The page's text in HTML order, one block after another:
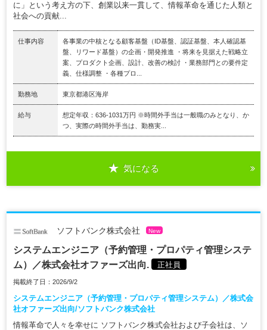
に」という考え方の下、創業以来一貫して、情報革命を通じた人類と
社会への貢献...
仕事内容
各事業の中核となる顧客基盤（ID基盤、認証基盤、本人確認基
盤、リワード基盤）の企画・開発推進 ・将来を見据えた戦略立
案、プロダクト企画、設計、改善の検討 ・業務部門との要件定
義、仕様調整 ・各種プロ...
勤務地 東京都港区海岸
給与
想定年収：636-1031万円 ※時間外手当は一般職のみとなり、か
つ、実際の時間外手当は、勤務実...
気になる
ソフトバンク株式会社 New
システムエンジニア（予約管理・プロパティ管理システ
ム）／株式会社オファーズ出向.
正社員
掲載終了日：2026/9/2
システムエンジニア（予約管理・プロパティ管理システム）／株式会
社オファーズ出向/ソフトバンク株式会社
情報革命で人々を幸せに ソフトバンク株式会社および子会社は、ソ